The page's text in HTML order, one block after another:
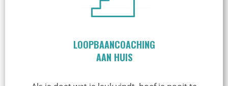
LOOPBAANCOACHING
AAN HUIS